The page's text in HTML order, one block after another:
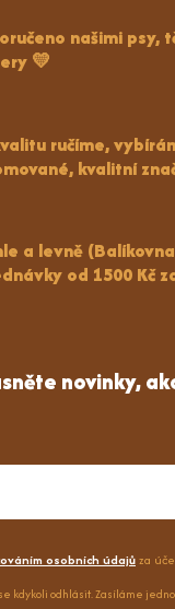
našimi psy,
💛
ručíme,
kvalitní
a levně
od 1500 Kč
novinky,
osobních údajůza
kdykoli odhlásit. Zasíláme